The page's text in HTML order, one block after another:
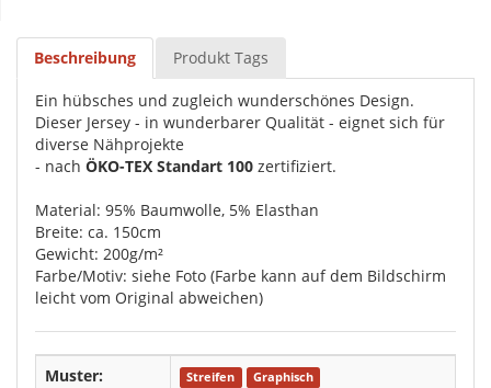
Beschreibung Produkt Tags
Ein hübsches und zugleich wunderschönes Design.
Dieser Jersey - in wunderbarer Qualität - eignet sich für
diverse Nähprojekte
- nach ÖKO-TEX Standart 100 zertifiziert.
Material: 95% Baumwolle, 5% Elasthan
Breite: ca. 150cm
Gewicht: 200g/m²
Farbe/Motiv: siehe Foto (Farbe kann auf dem Bildschirm
leicht vom Original abweichen)
Muster: Streifen Graphisch